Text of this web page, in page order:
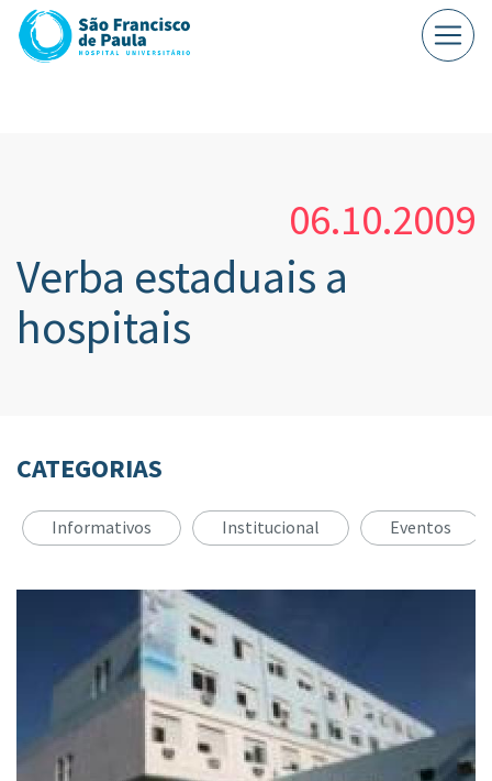
06.10.2009
Verba estaduais a
hospitais
CATEGORIAS
Informativos Institucional Eventos